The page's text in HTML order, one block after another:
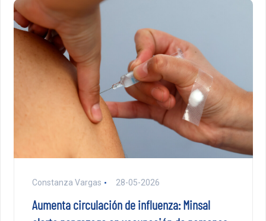
Constanza Vargas 28-05-2026
Aumenta circulación de influenza: Minsal